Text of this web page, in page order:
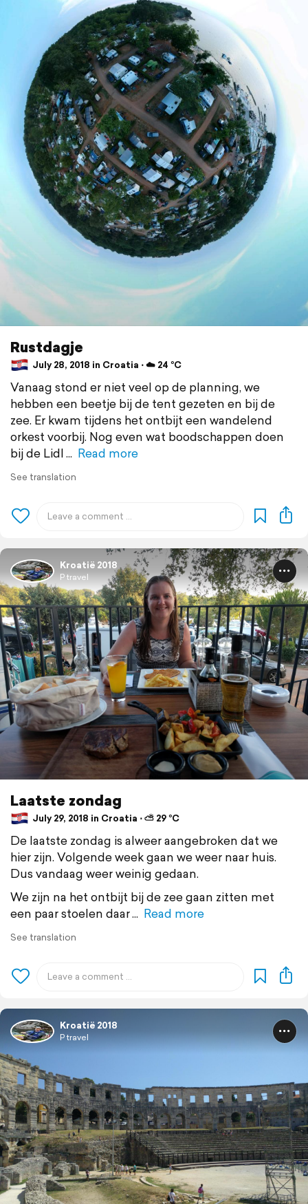
Rustdagje
July 28, 2018 in Croatia ⋅ ☁️ 24 °C
Vanaag stond er niet veel op de planning, we
hebben een beetje bij de tent gezeten en bij de
zee. Er kwam tijdens het ontbijt een wandelend
orkest voorbij. Nog even wat boodschappen doen
bij de Lidl
Read more
See translation
Kroatië 2018
P travel
Laatste zondag
July 29, 2018 in Croatia ⋅ ⛅ 29 °C
De laatste zondag is alweer aangebroken dat we
hier zijn. Volgende week gaan we weer naar huis.
Dus vandaag weer weinig gedaan.
We zijn na het ontbijt bij de zee gaan zitten met
een paar stoelen daar
Read more
See translation
Kroatië 2018
P travel